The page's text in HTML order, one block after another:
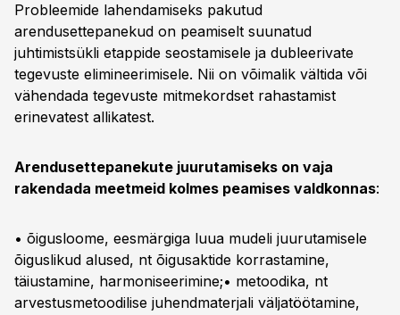
Probleemide lahendamiseks pakutud
arendusettepanekud on peamiselt suunatud
juhtimistsükli etappide seostamisele ja dubleerivate
tegevuste elimineerimisele. Nii on võimalik vältida või
vähendada tegevuste mitmekordset rahastamist
erinevatest allikatest.
Arendusettepanekute juurutamiseks on vaja
rakendada meetmeid kolmes peamises valdkonnas:
• õigusloome, eesmärgiga luua mudeli juurutamisele
õiguslikud alused, nt õigusaktide korrastamine,
täiustamine, harmoniseerimine;• metoodika, nt
arvestusmetoodilise juhendmaterjali väljatöötamine,